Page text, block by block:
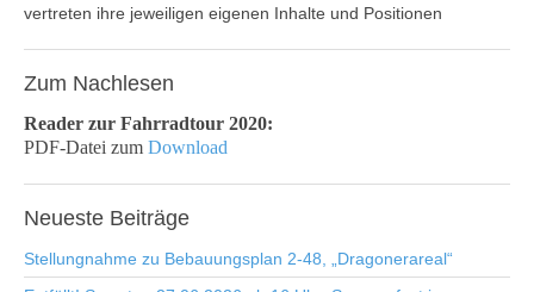
vertreten ihre jeweiligen eigenen Inhalte und Positionen
Zum Nachlesen
Reader zur Fahrradtour 2020:
PDF-Datei zum Download
Neueste Beiträge
Stellungnahme zu Bebauungsplan 2-48, „Dragonerareal“